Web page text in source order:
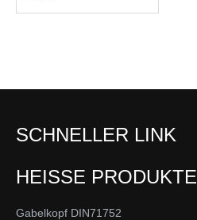
SCHNELLER LINK
HEISSE PRODUKTE
Gabelkopf DIN71752